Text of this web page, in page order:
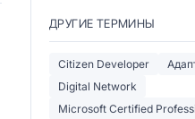
ДРУГИЕ ТЕРМИНЫ
Citizen Developer
Digital Network
Microsoft Certified